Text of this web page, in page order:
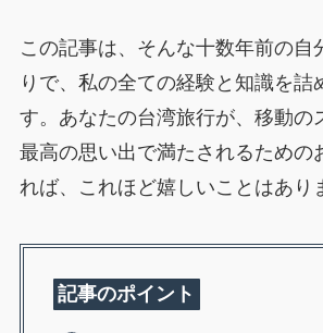
この記事は、そんな十数年前の自
りで、私の全ての経験と知識を詰
す。あなたの台湾旅行が、移動の
最高の思い出で満たされるための
れば、これほど嬉しいことはあり
記事のポイント